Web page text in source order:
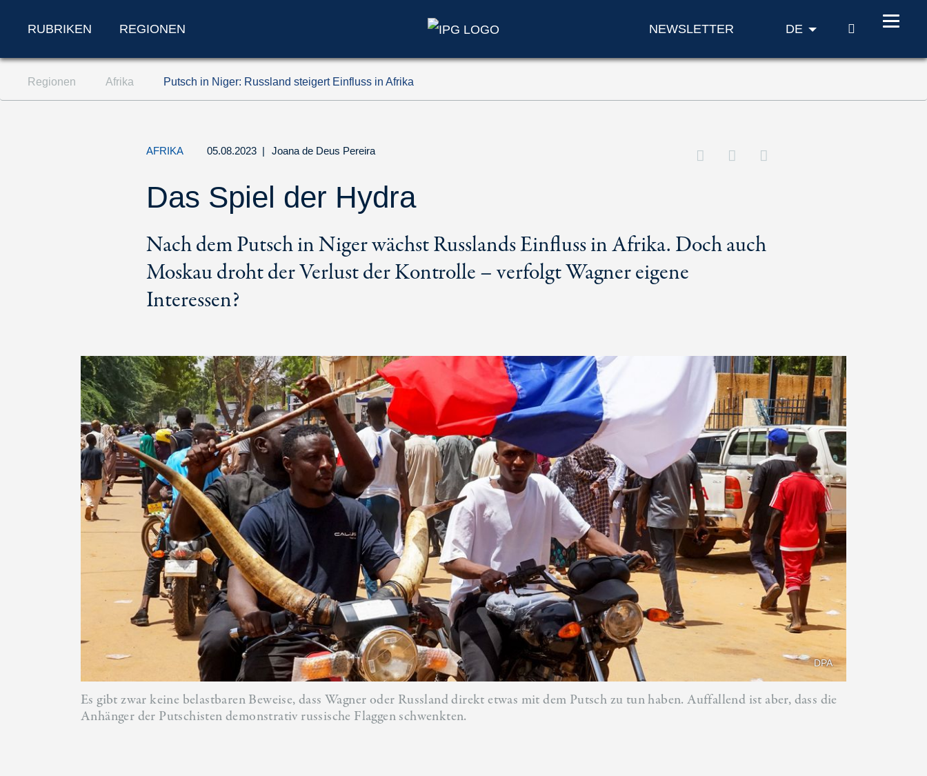
Zum Inhalt springen (Accesskey '1')
Zur Suche springen (Accesskey '2')
RUBRIKEN REGIONEN NEWSLETTER DE SUCHE
Regionen Afrika Putsch in Niger: Russland steigert Einfluss in Afrika
AFRIKA 05.08.2023 | Joana de Deus Pereira
Das Spiel der Hydra
Nach dem Putsch in Niger wächst Russlands Einfluss in Afrika. Doch auch
Moskau droht der Verlust der Kontrolle – verfolgt Wagner eigene
Interessen?
DPA
Es gibt zwar keine belastbaren Beweise, dass Wagner oder Russland direkt etwas mit dem Putsch zu tun haben. Auffallend ist aber, dass die
Anhänger der Putschisten demonstrativ russische Flaggen schwenkten.